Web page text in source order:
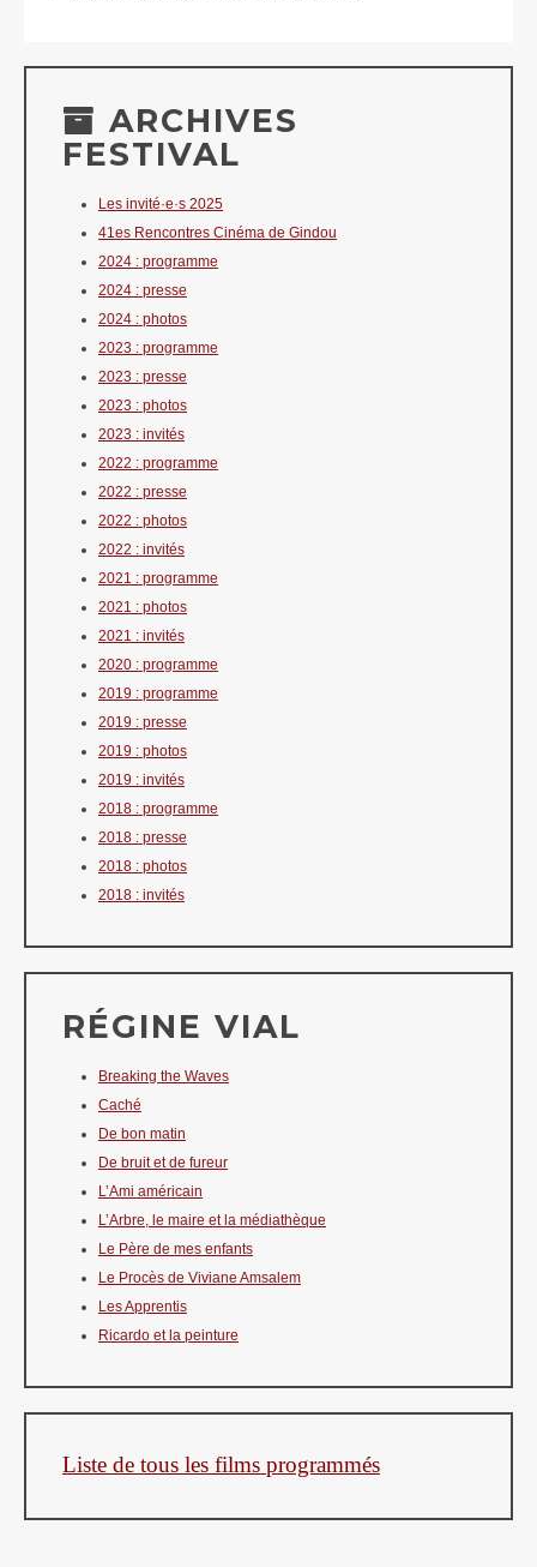
ARCHIVES
FESTIVAL
Les invité·e·s 2025
41es Rencontres Cinéma de Gindou
2024 : programme
2024 : presse
2024 : photos
2023 : programme
2023 : presse
2023 : photos
2023 : invités
2022 : programme
2022 : presse
2022 : photos
2022 : invités
2021 : programme
2021 : photos
2021 : invités
2020 : programme
2019 : programme
2019 : presse
2019 : photos
2019 : invités
2018 : programme
2018 : presse
2018 : photos
2018 : invités
RÉGINE VIAL
Breaking the Waves
Caché
De bon matin
De bruit et de fureur
L’Ami américain
L’Arbre, le maire et la médiathèque
Le Père de mes enfants
Le Procès de Viviane Amsalem
Les Apprentis
Ricardo et la peinture
Liste de tous les films programmés